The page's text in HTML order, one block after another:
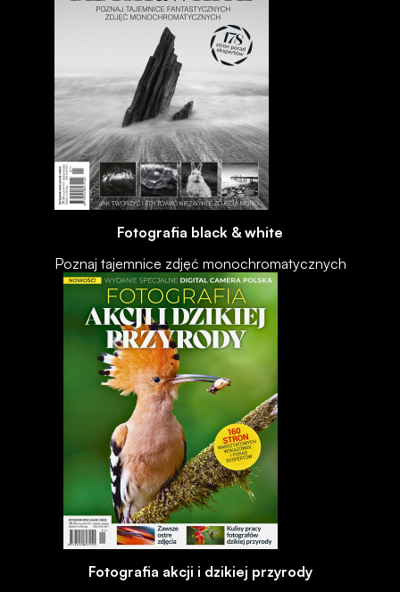
Fotografia black & white
Poznaj tajemnice zdjęć monochromatycznych
Fotografia akcji i dzikiej przyrody